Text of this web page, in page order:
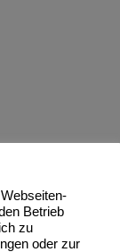
Betrieb
zu
oder zur